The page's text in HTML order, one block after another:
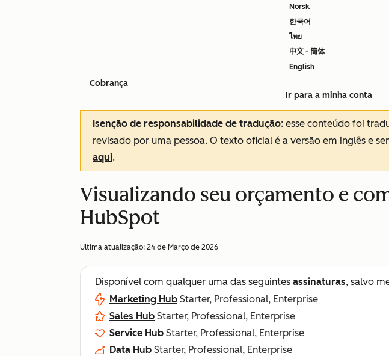
Norsk
한국어
ไทย
中文 - 简体
English
Ir para a minha conta
Cobrança
Isenção de responsabilidade de tradução: esse conteúdo foi
revisado por uma pessoa. O texto oficial é a versão em inglês e
aqui.
Visualizando seu orçamento e
HubSpot
Ultima atualização: 24 de Março de 2026
Disponível com qualquer uma das seguintes assinaturas, salvo
Marketing Hub Starter, Professional, Enterprise
Sales Hub Starter, Professional, Enterprise
Service Hub Starter, Professional, Enterprise
Data Hub Starter, Professional, Enterprise